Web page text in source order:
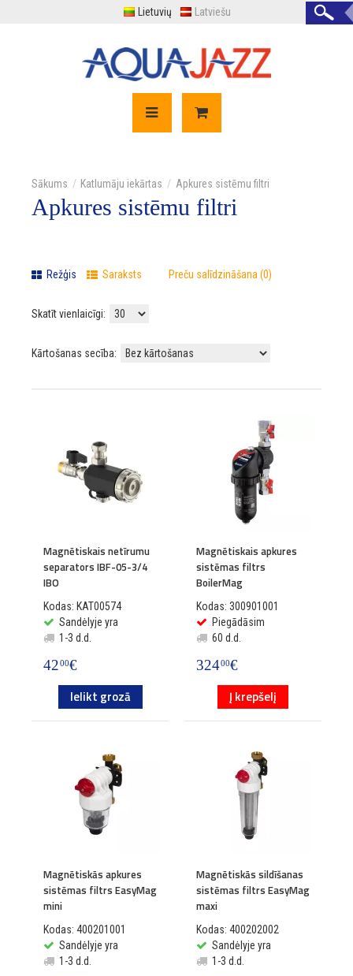
Lietuvių Latviešu
Katlumāju iekārtas Apkures sistēmu filtri
Apkures sistēmu filtri
Režģis Saraksts Preču salīdzināšana (0)
Skatīt vienlaicīgi:
Kārtošanas secība:
Magnētiskais netīrumu
separators IBF-05-3/4
IBO
Kodas: KAT00574
Sandėlyje yra
1-3 d.d.
4200€
Ielikt grozā
Magnētiskais apkures
sistēmas filtrs
BoilerMag
Kodas: 300901001
Piegādāsim
60 d.d.
32400€
Į krepšelį
Magnētiskās apkures
sistēmas filtrs EasyMag
mini
Kodas: 400201001
Sandėlyje yra
1-3 d.d.
Magnētiskās sildīšanas
sistēmas filtrs EasyMag
maxi
Kodas: 400202002
Sandėlyje yra
1-3 d.d.